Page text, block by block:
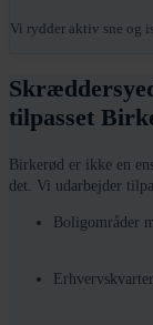
Vi rydder aktiv sne og
tilpasset
Birkerød er ikke en
det. Vi udarbejder
Boligområder